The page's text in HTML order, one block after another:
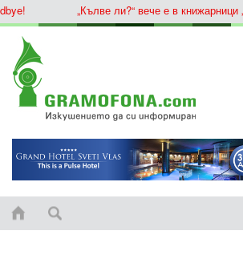
„Кълве ли?“ вече е в книжарници